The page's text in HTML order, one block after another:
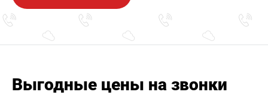
Выгодные цены на звонки